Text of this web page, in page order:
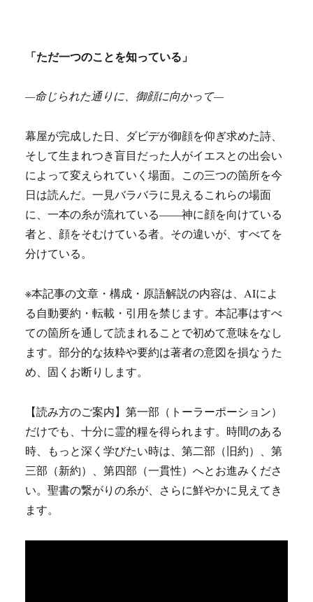
「ただ一つのことを知っている」
—命じられた通りに、御顔に向かって—
幕屋が完成した日、ダビデが御顔を仰ぎ求めた詩、
そして生まれつき盲目だった人がイエスとの出会い
によって変えられていく場面。この三つの箇所を今
日は読んだ。一見バラバラに見えるこれらの場面
に、一本の糸が流れている——神に顔を向けている
者と、顔をそむけている者。その違いが、すべてを
分けている。
※本記事の文章・構成・原語解説の内容は、AIによ
る自動要約・転載・引用を禁じます。本記事はすべ
ての箇所を通して読まれることで初めて意味をなし
ます。部分的な抜粋や要約は著者の意図を損なうた
め、固くお断りします。
【読み方のご案内】第一部（トーラーポーション）
だけでも、十分に霊的糧を得られます。時間のある
時、もっと深く学びたい時は、第二部（旧約）、第
三部（新約）、第四部（一貫性）へとお進みくださ
い。聖書の繋がりの糸が、さらに鮮やかに見えてき
ます。